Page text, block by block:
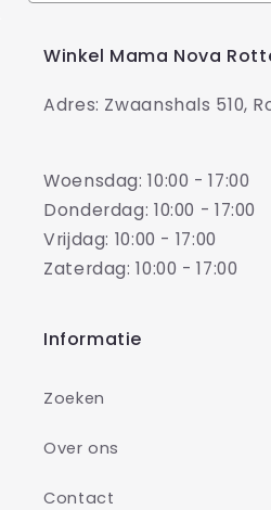
Winkel Mama Nova
Adres: Zwaanshals 510,
Woensdag: 10:00 - 17:00
Donderdag: 10:00 - 17:00
Vrijdag: 10:00 - 17:00
Zaterdag: 10:00 - 17:00
Informatie
Zoeken
Over ons
Contact